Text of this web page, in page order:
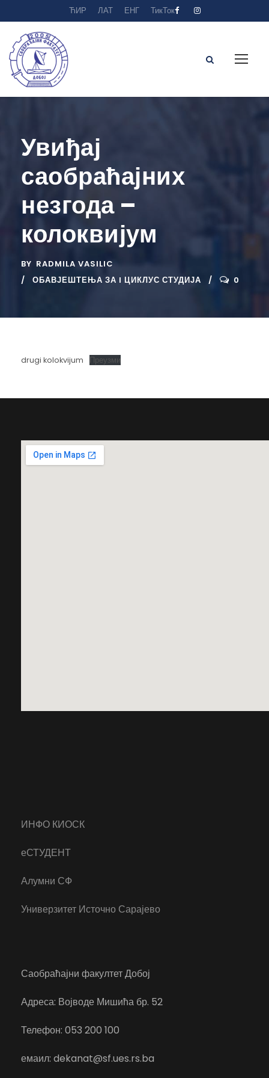
ЋИР ЛАТ ЕНГ ТикТок
Увиђај
саобраћајних
незгода –
колоквијум
BY RADMILA VASILIC
ОБАВЈЕШТЕЊА ЗА I ЦИКЛУС СТУДИЈА
0
drugi kolokvijum Преузми
ИНФО КИОСК
еСТУДЕНТ
Алумни СФ
Универзитет Источно Сарајево
Саобраћајни факултет Добој
Адреса: Војводе Мишића бр. 52
Телефон: 053 200 100
емаил: dekanat@sf.ues.rs.ba